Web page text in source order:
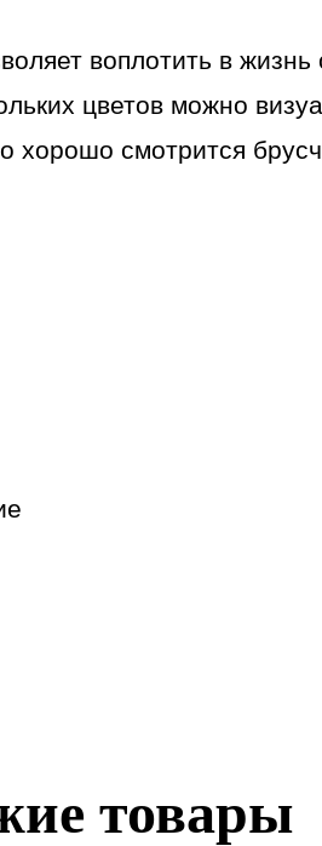
воплотить в жизнь
цветов можно
смотрится
товары